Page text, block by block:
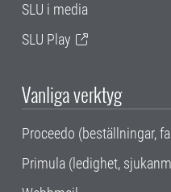
SLU i media
SLU Play
Vanliga verktyg
Proceedo (beställningar,
Primula (ledighet,